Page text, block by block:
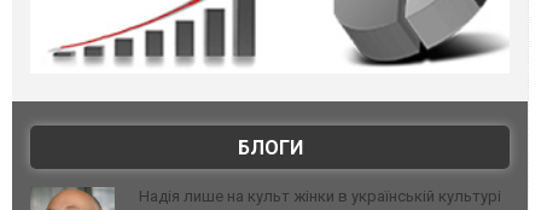
БЛОГИ
Надія лише на культ жінки в українській культурі